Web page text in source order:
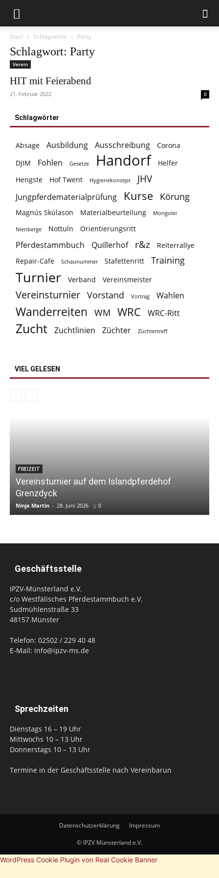
Start Schlagworte Party
Schlagwort: Party
Verein
HIT mit Feierabend
21. Februar 2022 0
Schlagwörter
Absage Ausbildung Ausschreibung
Corona
DJIM
Fohlen Gesetze Handorf
Helfer
Hengste
Hof Twent Hygienekonzept JHV
Jungpferdematerialprüfung Kurse Körung
Magnús Skúlason Materialbeurteilung Mongolei
Nienberge Nottuln Orientierungsritt
Pferdestammbuch Quillerhof r&z
Reiterrallye
Repair-Cafe
Schaunummer Stafettenritt Training
Turnier Verband Vereinsmeister
Vereinsturnier Vorstand Vortrag Wahlen
Wanderreiten WM WRC WRC-Ritt
Zucht Zuchtlinien Züchter Züchtertreff
VIEL GELESEN
FREIZEIT
Vereinsturnier auf dem Islandpferdehof
Grenzdyck
Ninja Martin - 28. Juni 2026 0
Geschäftsstelle
IPZV-Münsterland e.V.
c/o Westfälisches Pferdestammbuch e.V.
Sudmühlenstraße 33
48157 Münster
Telefon: 02502 / 229 40 48
E-Mail: info@ipzv-ms.de
Sprechzeiten
Dienstags 16 – 19 Uhr
Mittwochs 10 – 13 Uhr
Donnerstags 10 – 13 Uhr
Termine in der Geschäftsstelle nach Vereinbarun
Datenschutzerklärung Impressum
© IPZV Münsterland e.V.
WordPress Cookie Plugin von Real Cookie Banner